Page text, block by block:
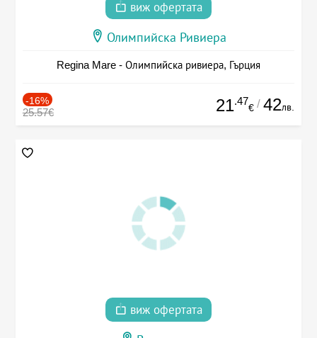
виж офертата
Олимпийска Ривиера
Regina Mare - Олимпийска ривиера, Гърция
-16%
25.57€ 21.47
€ / 42лв.
виж офертата